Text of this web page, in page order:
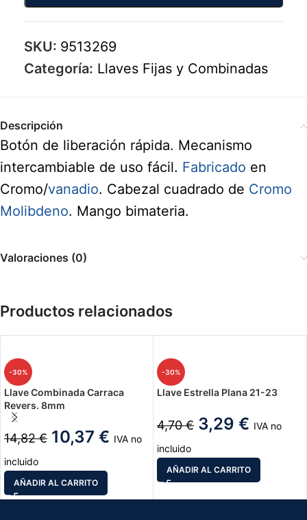
SKU: 9513269
Categoría: Llaves Fijas y Combinadas
Descripción
Botón de liberación rápida. Mecanismo
intercambiable de uso fácil. Fabricado en
Cromo/vanadio. Cabezal cuadrado de Cromo
Molibdeno. Mango bimateria.
Valoraciones (0)
Productos relacionados
-30%
Llave Combinada Carraca
Revers. 8mm
14,82€ 10,37 € IVA no
incluido
AÑADIR AL CARRITO
-30%
Llave Estrella Plana 21-23
4,70€ 3,29 € IVA no
incluido
AÑADIR AL CARRITO